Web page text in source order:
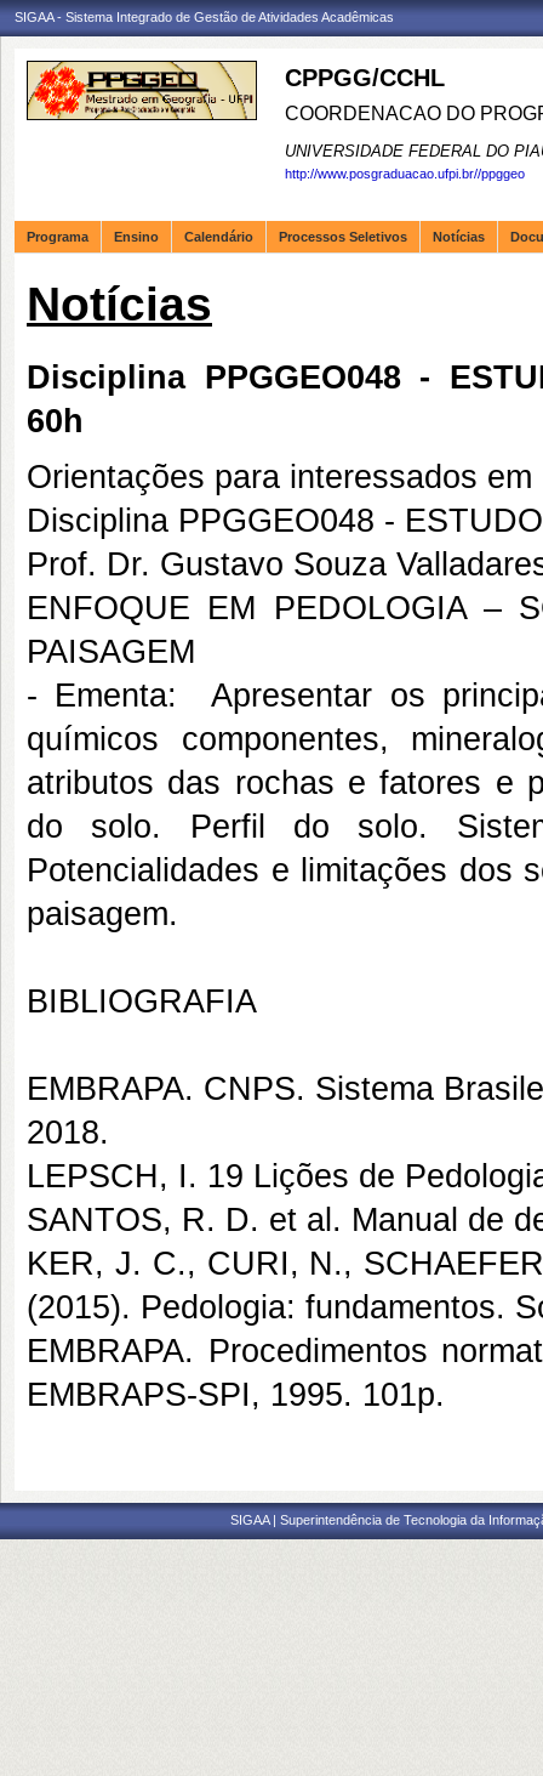
SIGAA - Sistema Integrado de Gestão de Atividades Acadêmicas
CPPGG/CCHL
COORDENACAO DO
UNIVERSIDADE FEDERAL DO
http://www.posgraduacao.ufpi.br//ppggeo
Programa Ensino Calendário Processos Seletivos Notícias
Notícias
Disciplina PPGGEO048 -
60h
Orientações para interessados
Disciplina PPGGEO048 -
Prof. Dr. Gustavo Souza
ENFOQUE EM PEDOLOGIA –
PAISAGEM
- Ementa: Apresentar os
químicos componentes,
atributos das rochas e fatores e
do solo. Perfil do solo.
Potencialidades e limitações dos
paisagem.
BIBLIOGRAFIA
EMBRAPA. CNPS. Sistema
2018.
LEPSCH, I. 19 Lições de
SANTOS, R. D. et al. Manual de
KER, J. C., CURI, N.,
(2015). Pedologia: fundamentos.
EMBRAPA. Procedimentos
EMBRAPS-SPI, 1995. 101p.
SIGAA | Superintendência de Tecnologia da